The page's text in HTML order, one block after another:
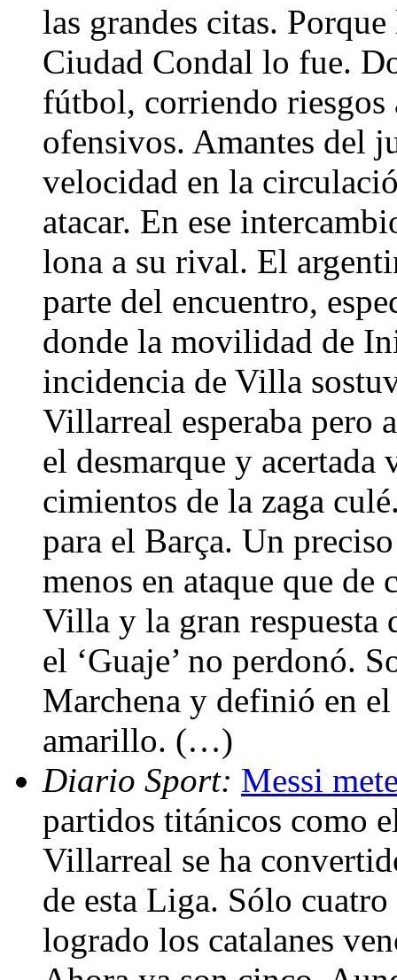
las grandes citas.
Ciudad Condal lo fue.
fútbol, corriendo riesgos
ofensivos. Amantes del
velocidad en la
atacar. En ese
lona a su rival. El
parte del encuentro,
donde la movilidad de
incidencia de Villa
Villarreal esperaba pero
el desmarque y
cimientos de la zaga
para el Barça. Un
menos en ataque que de
Villa y la gran respuesta
el ‘Guaje’ no perdonó.
Marchena y definió en
amarillo. (…)
Diario Sport: Messi
partidos titánicos como
Villarreal se ha
de esta Liga. Sólo
logrado los catalanes